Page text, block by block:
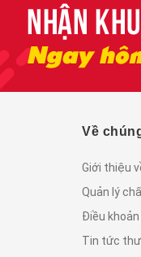
Về
Giới thiệu
Quản lý
Điều
Tin tức